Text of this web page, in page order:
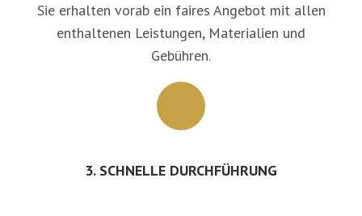
Sie erhalten vorab ein faires Angebot mit allen
enthaltenen Leistungen, Materialien und
Gebühren.
3. SCHNELLE DURCHFÜHRUNG